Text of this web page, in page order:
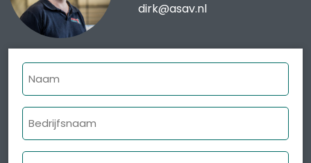
dirk@asav.nl
Naam
Bedrijfsnaam